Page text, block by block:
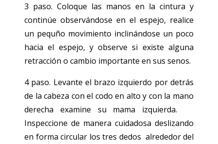
3 paso. Coloque las manos en la cintura y
continúe observándose en el espejo, realice
un pequño movimiento inclinándose un poco
hacia el espejo, y observe si existe alguna
retracción o cambio importante en sus senos.
4 paso. Levante el brazo izquierdo por detrás
de la cabeza con el codo en alto y con la mano
derecha examine su mama izquierda.
Inspeccione de manera cuidadosa deslizando
en forma circular los tres dedos alrededor del